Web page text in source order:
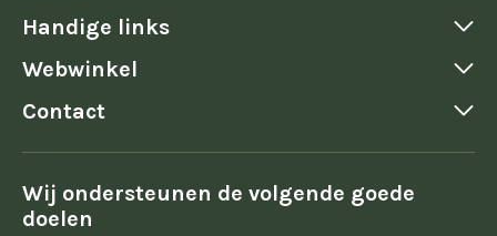
Handige links
Webwinkel
Contact
Wij ondersteunen de volgende goede
doelen